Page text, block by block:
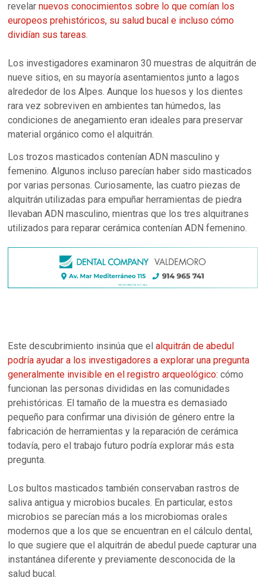
revelarnuevos conocimientos sobre lo que comían los
europeos prehistóricos, su salud bucal e incluso cómo
dividían sus tareas.
Los investigadores examinaron 30 muestras de alquitrán de
nueve sitios, en su mayoría asentamientos junto a lagos
alrededor de los Alpes. Aunque los huesos y los dientes
rara vez sobreviven en ambientes tan húmedos, las
condiciones de anegamiento eran ideales para preservar
material orgánico como el alquitrán.
Los trozos masticados contenían ADN masculino y
femenino. Algunos incluso parecían haber sido masticados
por varias personas. Curiosamente, las cuatro piezas de
alquitrán utilizadas para empuñar herramientas de piedra
llevaban ADN masculino, mientras que los tres alquitranes
utilizados para reparar cerámica contenían ADN femenino.
Este descubrimiento insinúa que elalquitrán de abedul
podría ayudar a los investigadores a explorar una pregunta
generalmente invisible en el registro arqueológico: cómo
funcionan las personas divididas en las comunidades
prehistóricas. El tamaño de la muestra es demasiado
pequeño para confirmar una división de género entre la
fabricación de herramientas y la reparación de cerámica
todavía, pero el trabajo futuro podría explorar más esta
pregunta.
Los bultos masticados también conservaban rastros de
saliva antigua y microbios bucales. En particular, estos
microbios se parecían más a los microbiomas orales
modernos que a los que se encuentran en el cálculo dental,
lo que sugiere que el alquitrán de abedul puede capturar una
instantánea diferente y previamente desconocida de la
salud bucal.